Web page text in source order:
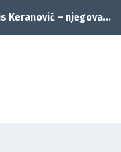
Keranović – njegova...